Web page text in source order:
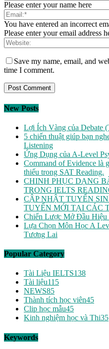
Please enter your name here
You have entered an incorrect
Please enter your email address
Save my name, email, and
time I comment.
New Posts
Lợi Ích Vàng của Debate
5 chiến thuật giúp bạn
Listening
Ứng Dụng của A-Level
Command of Evidence là
thiếu trong SAT Reading.
CHINH PHỤC DẠNG
TRONG IELTS
CẬP NHẬT TUYỂN
TUYỂN MỚI TẠI CÁC
Chiến Lược Mở Đầu
Lựa Chọn Môn Học A
Tương Lai
Popular Category
Tài Liệu IELTS138
Tài liệu115
NEWS85
Thành tích học viên45
Clip học mẫu45
Kinh nghiệm học và Thi35
Keywords